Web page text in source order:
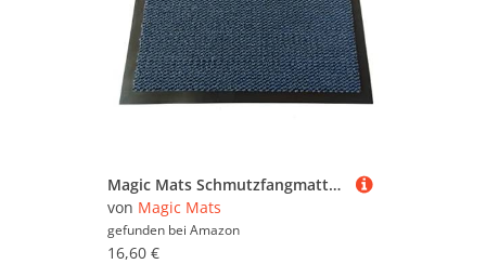
Magic Mats Schmutzfangmatte Türmatte Bern Farbe Blau ca. 60 x 90 cm
von Magic Mats
gefunden bei Amazon
16,60 €